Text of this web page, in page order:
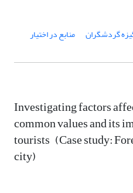
گردشگران منابع در اختیار
Investigating factors
common values and its
tourists (Case study:
city)